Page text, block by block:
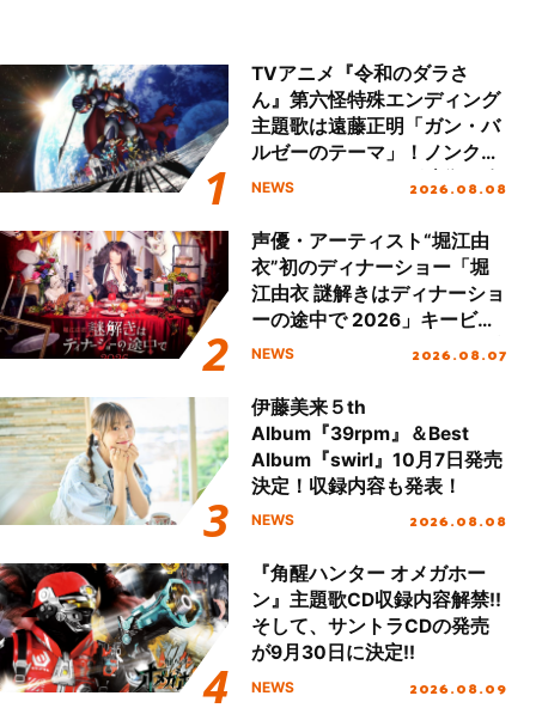
TVアニメ『令和のダラさ
ん』第六怪特殊エンディング
主題歌は遠藤正明「ガン・バ
ルゼーのテーマ」！ノンクレ
ジットエンディング映像も公
NEWS 2026.08.08
声優・アーティスト“堀江由
衣”初のディナーショー「堀
江由衣 謎解きはディナーショ
ーの途中で 2026」キービジ
ュアル＆グッズラインナップ
NEWS 2026.08.07
伊藤美来５th
Album『39rpm』＆Best
Album『swirl』10月7日発売
決定！収録内容も発表！
NEWS 2026.08.08
『角醒ハンター オメガホー
ン』主題歌CD収録内容解禁!!
そして、サントラCDの発売
が9月30日に決定!!
NEWS 2026.08.09